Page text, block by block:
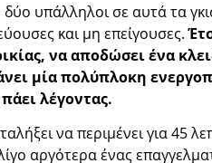
υπάλληλοι σε αυτά τα
και μη επείγουσες.
να αποδώσει ένα
μία πολύπλοκη
λέγοντας.
να περιμένει για 45
αργότερα ένας